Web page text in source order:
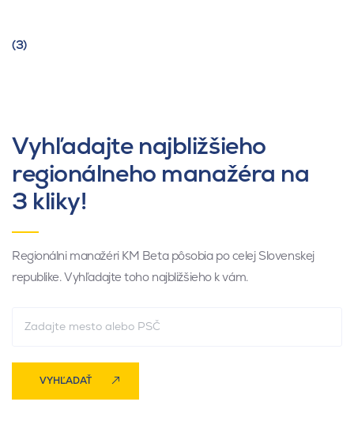
(3)
Vyhľadajte najbližšieho
regionálneho manažéra na
3 kliky!
Regionálni manažéri KM Beta pôsobia po celej Slovenskej
republike. Vyhľadajte toho najbližšieho k vám.
VYHĽADAŤ